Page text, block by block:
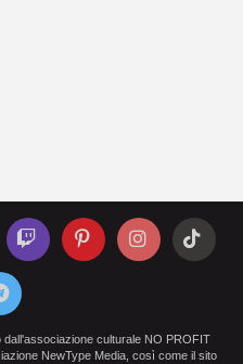
culturale NO PROFIT
NewType Media, così come il sito